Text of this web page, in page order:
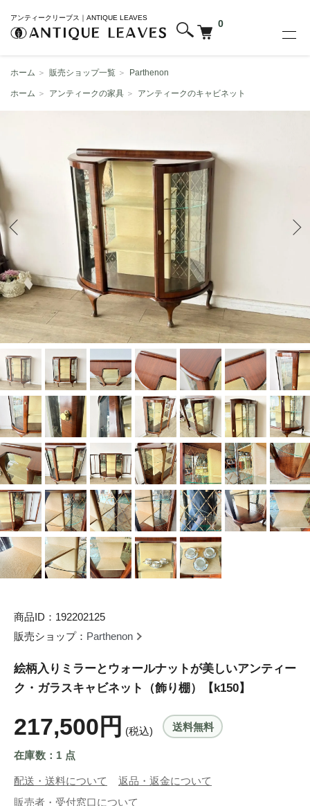
アンティークリーブス｜ANTIQUE LEAVES
0
ホーム ＞ 販売ショップ一覧 ＞ Parthenon
ホーム ＞ アンティークの家具 ＞ アンティークのキャビネット
商品ID：192202125
販売ショップ： Parthenon
絵柄入りミラーとウォールナットが美しいアンティー
ク・ガラスキャビネット（飾り棚）【k150】
217,500円 (税込) 送料無料
在庫数：1 点
配送・送料について
返品・返金について
販売者・受付窓口について